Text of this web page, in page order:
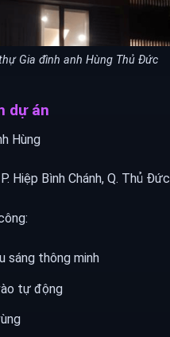
Gia đình anh Hùng Thủ Đức
dự án
Hùng
Hiệp Bình Chánh, Q. Thủ Đức
sáng thông minh
tự động